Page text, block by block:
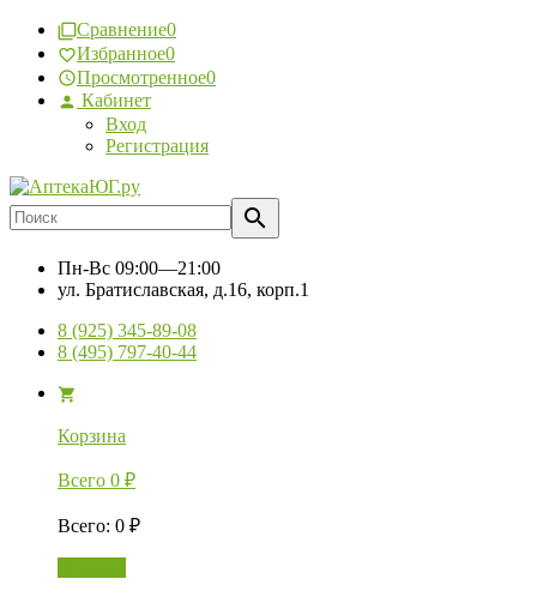
Сравнение0
Избранное0
Просмотренное0
Кабинет
Вход
Регистрация
Пн-Вс 09:00—21:00
ул. Братиславская, д.16, корп.1
8 (925) 345-89-08
8 (495) 797-40-44
Корзина
Всего 0 ₽
Всего: 0 ₽